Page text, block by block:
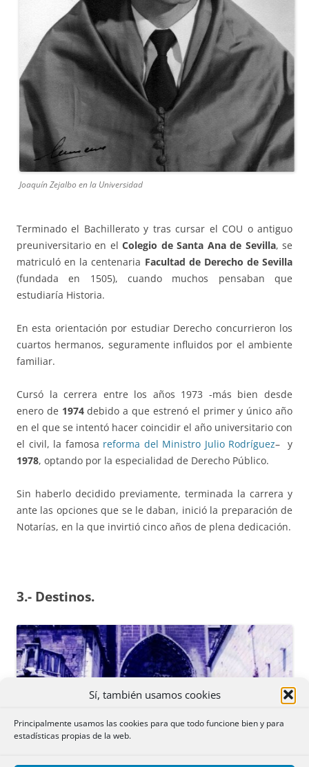
Sí, también usamos cookies
Principalmente usamos las cookies para que todo funcione bien y para
estadísticas propias de la web.
Joaquín Zejalbo en la Universidad
Terminado el Bachillerato y tras cursar el COU o antiguo
preuniversitario en elColegio de Santa Ana de Sevilla, se
matriculó en la centenaria Facultad de Derecho de Sevilla
(fundada en 1505), cuando muchos pensaban que
estudiaría Historia.
En esta orientación por estudiar Derecho concurrieron los
cuartos hermanos, seguramente influidos por el ambiente
familiar.
Cursó la cerrera entre los años 1973 -más bien desde
enero de 1974debido a que estrenó el primer y único año
en el que se intentó hacer coincidir el año universitario con
el civil, la famosa reforma del Ministro Julio Rodríguez– y
1978, optando por la especialidad de Derecho Público.
Sin haberlo decidido previamente, terminada la carrera y
ante las opciones que se le daban, inició la preparación de
Notarías, en la que invirtió cinco años de plena dedicación.
3.- Destinos.